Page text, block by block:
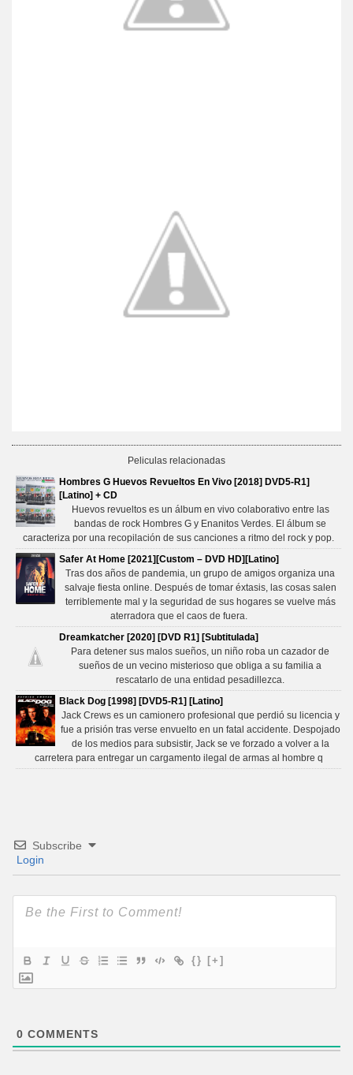
Peliculas relacionadas
Hombres G Huevos Revueltos En Vivo [2018] DVD5-R1]
[Latino] + CD
Huevos revueltos​ es un álbum en vivo colaborativo entre las
bandas de rock Hombres G y Enanitos Verdes. El álbum se
caracteriza por una recopilación de sus canciones a ritmo del rock y pop.
Safer At Home [2021][Custom – DVD HD][Latino]
Tras dos años de pandemia, un grupo de amigos organiza una
salvaje fiesta online. Después de tomar éxtasis, las cosas salen
terriblemente mal y la seguridad de sus hogares se vuelve más
aterradora que el caos de fuera.
Dreamkatcher [2020] [DVD R1] [Subtitulada]
Para detener sus malos sueños, un niño roba un cazador de
sueños de un vecino misterioso que obliga a su familia a
rescatarlo de una entidad pesadillezca.
Black Dog [1998] [DVD5-R1] [Latino]
Jack Crews es un camionero profesional que perdió su licencia y
fue a prisión tras verse envuelto en un fatal accidente. Despojado
de los medios para subsistir, Jack se ve forzado a volver a la
carretera para entregar un cargamento ilegal de armas al hombre q
Subscribe
Login
{} [+]
0 COMMENTS